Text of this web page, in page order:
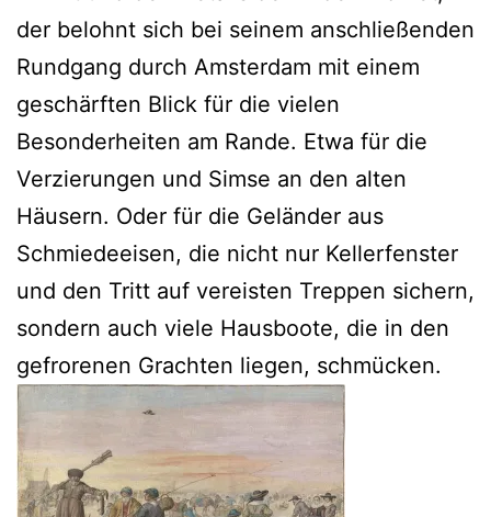
der belohnt sich bei seinem anschließenden
Rundgang durch Amsterdam mit einem
geschärften Blick für die vielen
Besonderheiten am Rande. Etwa für die
Verzierungen und Simse an den alten
Häusern. Oder für die Geländer aus
Schmiedeeisen, die nicht nur Kellerfenster
und den Tritt auf vereisten Treppen sichern,
sondern auch viele Hausboote, die in den
gefrorenen Grachten liegen, schmücken.